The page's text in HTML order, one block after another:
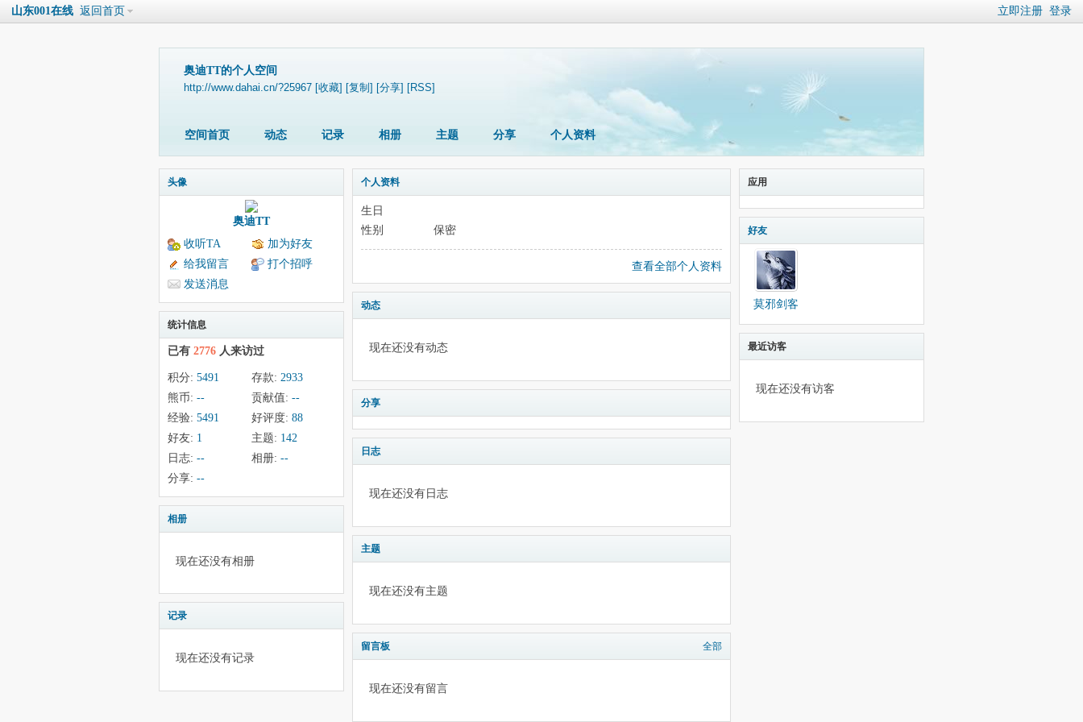
立即注册 登录
山东001在线 返回首页
奥迪TT的个人空间
http://www.dahai.cn/?25967 [收藏] [复制] [分享] [RSS]
空间首页 动态 记录 相册 主题 分享 个人资料
头像
奥迪TT
收听TA
加为好友
给我留言
打个招呼
发送消息
统计信息
已有 2776 人来访过
积分: 5491 存款: 2933
熊币: -- 贡献值: --
经验: 5491 好评度: 88
好友: 1 主题: 142
日志: -- 相册: --
分享: --
相册
现在还没有相册
记录
现在还没有记录
个人资料
生日
性别
保密
查看全部个人资料
动态
现在还没有动态
分享
日志
现在还没有日志
主题
现在还没有主题
留言板 全部
现在还没有留言
应用
好友
莫邪剑客
最近访客
现在还没有访客